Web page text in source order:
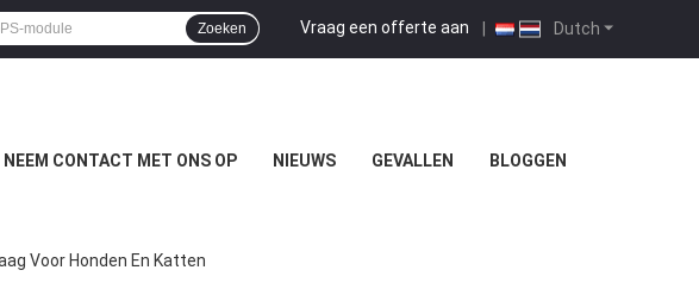
Dutch
Vraag een offerte aan |
Zoeken
NEEM CONTACT MET ONS OP NIEUWS GEVALLEN BLOGGEN
Voor Honden En Katten